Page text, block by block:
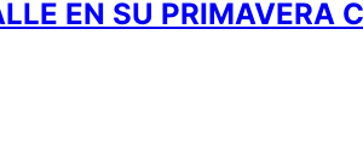
EN SU PRIMAVERA